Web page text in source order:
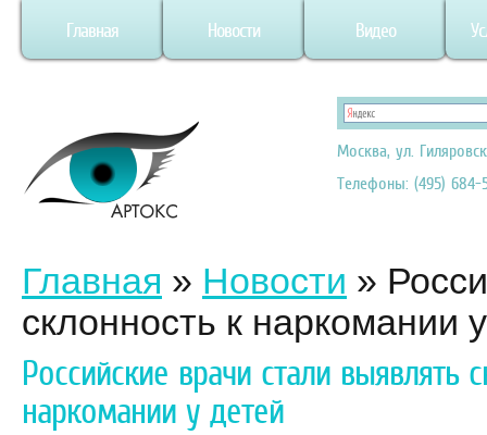
Главная Новости Видео
Москва, ул.
Телефоны: (495) 684-
Главная » Новости »
склонность к наркомании
Российские врачи стали выявлять
наркомании у детей